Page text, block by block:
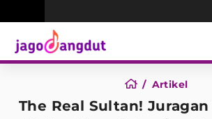
Artikel
The Real Sultan!